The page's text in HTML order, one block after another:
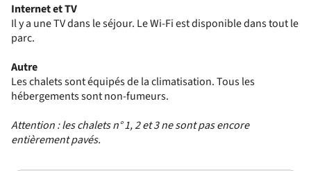
Internet et TV
Il y a une TV dans le séjour. Le Wi-Fi est disponible dans tout le
parc.
Autre
Les chalets sont équipés de la climatisation. Tous les
hébergements sont non-fumeurs.
Attention : les chalets n° 1, 2 et 3 ne sont pas encore
entièrement pavés.